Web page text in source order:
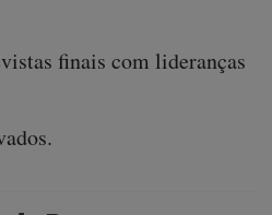
finais com lideranças